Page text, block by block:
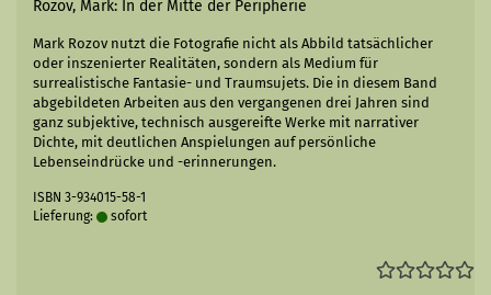
Rozov, Mark: In der Mitte der Peripherie
Mark Rozov nutzt die Fotografie nicht als Abbild tatsächlicher
oder inszenierter Realitäten, sondern als Medium für
surrealistische Fantasie- und Traumsujets. Die in diesem Band
abgebildeten Arbeiten aus den vergangenen drei Jahren sind
ganz subjektive, technisch ausgereifte Werke mit narrativer
Dichte, mit deutlichen Anspielungen auf persönliche
Lebenseindrücke und -erinnerungen.
ISBN 3-934015-58-1
Lieferung:
sofort